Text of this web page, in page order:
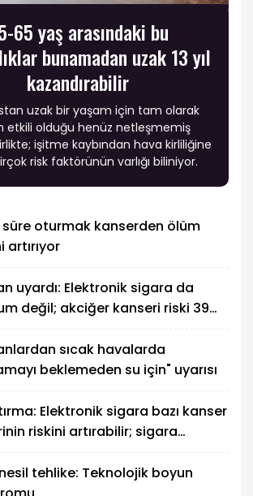
65 yaş arasındaki bu
bunamadan uzak 13 yıl
kazandırabilir
uzak bir yaşam için tam olarak
etkili olduğu henüz netleşmemiş
işitme kaybından hava kirliliğine
risk faktörünün varlığı biliniyor.
süre oturmak kanserden ölüm
artırıyor
uyardı: Elektronik sigara da
değil; akciğer kanseri riski 39
sıcak havalarda
beklemeden su için" uyarısı
Elektronik sigara bazı kanser
riskini artırabilir; sigara
tehlike: Teknolojik boyun